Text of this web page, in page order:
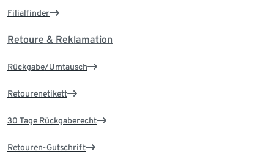
Filialfinder
Retoure & Reklamation
Rückgabe/Umtausch
Retourenetikett
30 Tage Rückgaberecht
Retouren-Gutschrift